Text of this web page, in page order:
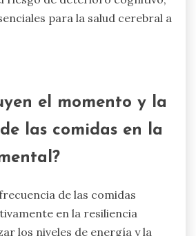
3 en la salud cerebral?
emocional. Mejoran la
el estado de ánimo y la
investigación muestra que
mejor resiliencia mental y
entrenamiento y la
estos ácidos grasos